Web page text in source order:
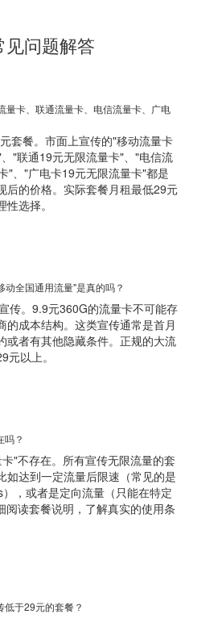
见问题解答
量卡、联通流量卡、电信流量卡、广电
套餐。市面上宣传的"移动流量卡
"联通19元无限流量卡"、"电信流
"、"广电卡19元无限流量卡"都是
后的价格。实际套餐月租最低29元
选择。
全国通用流量"是真的吗？
传。9.9元360G的流量卡不可能存
的成本结构。这类宣传通常是首月
或者有其他隐藏条件。正规的大流
以上。
吗？
"不存在。所有宣传无限流量的套
如达到一定流量后限速（常见的是
，或者是定向流量（只能在特定
阅读套餐说明，了解真实的使用条
低于29元的套餐？